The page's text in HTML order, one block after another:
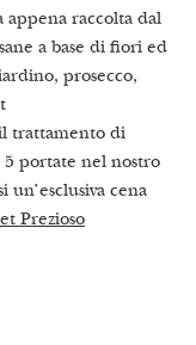
raccolta dal
a base di fiori ed
prosecco,
trattamento di
5 portate nel nostro
cena
Prezioso